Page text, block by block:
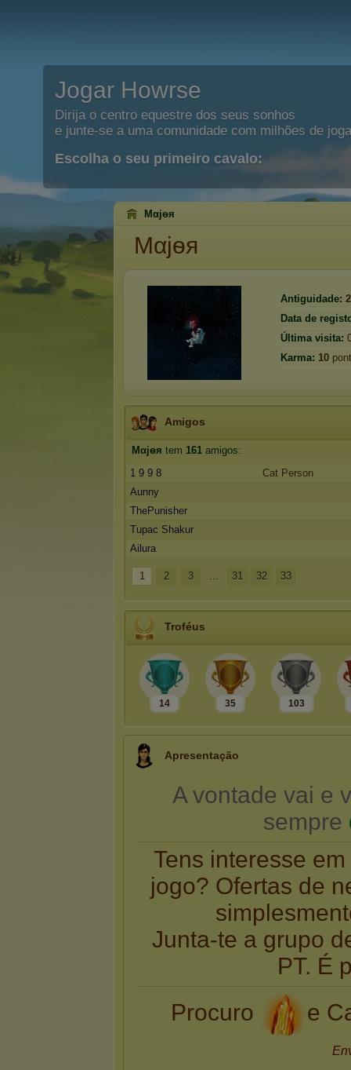
Jogar Howrse
Dirija o centro equestre dos seus sonhos
e junte-se a uma comunidade com milhões de
Escolha o seu primeiro cavalo:
Mαjѳя
Mαjѳя
Antiguidade:
Data de
Última visita:
Karma: 10
Amigos
Mαjѳя tem 161 amigos:
1 9 9 8
Cat Person
Aunny
ThePunisher
Tupac Shakur
Ailura
1 2 3 ... 31 32 33
Troféus
14 35 103
Apresentação